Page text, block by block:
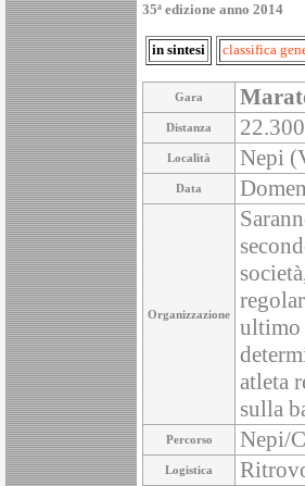
35ª edizione anno 2014
in sintesi classifica
Gara
Distanza
Località Nepi
Data
Organizzazione
ultimo
atleta
sulla
Percorso Nepi/
Logistica